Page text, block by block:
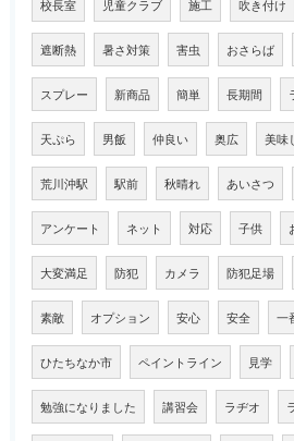
校長室 児童クラブ 施工 吹き付け
遮断熱 暑さ対策 害虫 おさらば
スプレー 新商品 簡単 長期間
天ぷら 男飯 仲良い 奥広 美味
荒川沖駅 駅前 秋晴れ あいさつ
アンケート ネット 対応 子供
大変満足 防犯 カメラ 防犯足場
素敵 オプション 安心 安全 一
ひたちなか市 ペイントライン 見学
勉強になりました 講習会 ラヂオ